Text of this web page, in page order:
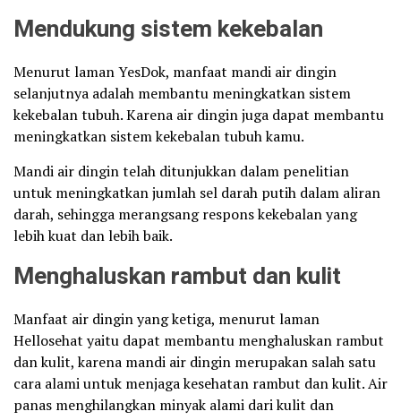
Mendukung sistem kekebalan
Menurut laman YesDok, manfaat mandi air dingin
selanjutnya adalah membantu meningkatkan sistem
kekebalan tubuh. Karena air dingin juga dapat membantu
meningkatkan sistem kekebalan tubuh kamu.
Mandi air dingin telah ditunjukkan dalam penelitian
untuk meningkatkan jumlah sel darah putih dalam aliran
darah, sehingga merangsang respons kekebalan yang
lebih kuat dan lebih baik.
Menghaluskan rambut dan kulit
Manfaat air dingin yang ketiga, menurut laman
Hellosehat yaitu dapat membantu menghaluskan rambut
dan kulit, karena mandi air dingin merupakan salah satu
cara alami untuk menjaga kesehatan rambut dan kulit. Air
panas menghilangkan minyak alami dari kulit dan